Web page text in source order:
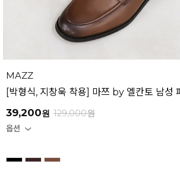
MAZZ
39,200원 129,000원